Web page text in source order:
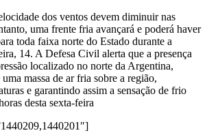
dos ventos devem diminuir nas
uma frente fria avançará e poderá haver
toda faixa norte do Estado durante a
14. A Defesa Civil alerta que a presença
localizado no norte da Argentina,
massa de ar fria sobre a região,
e garantindo assim a sensação de frio
desta sexta-feira